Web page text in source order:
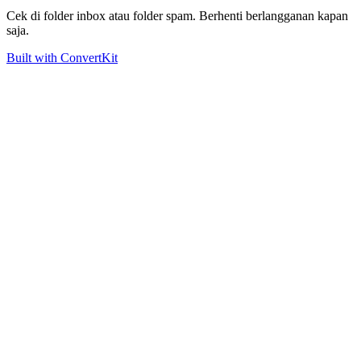
Cek di folder inbox atau folder spam. Berhenti berlangganan kapan
saja.
Built with ConvertKit